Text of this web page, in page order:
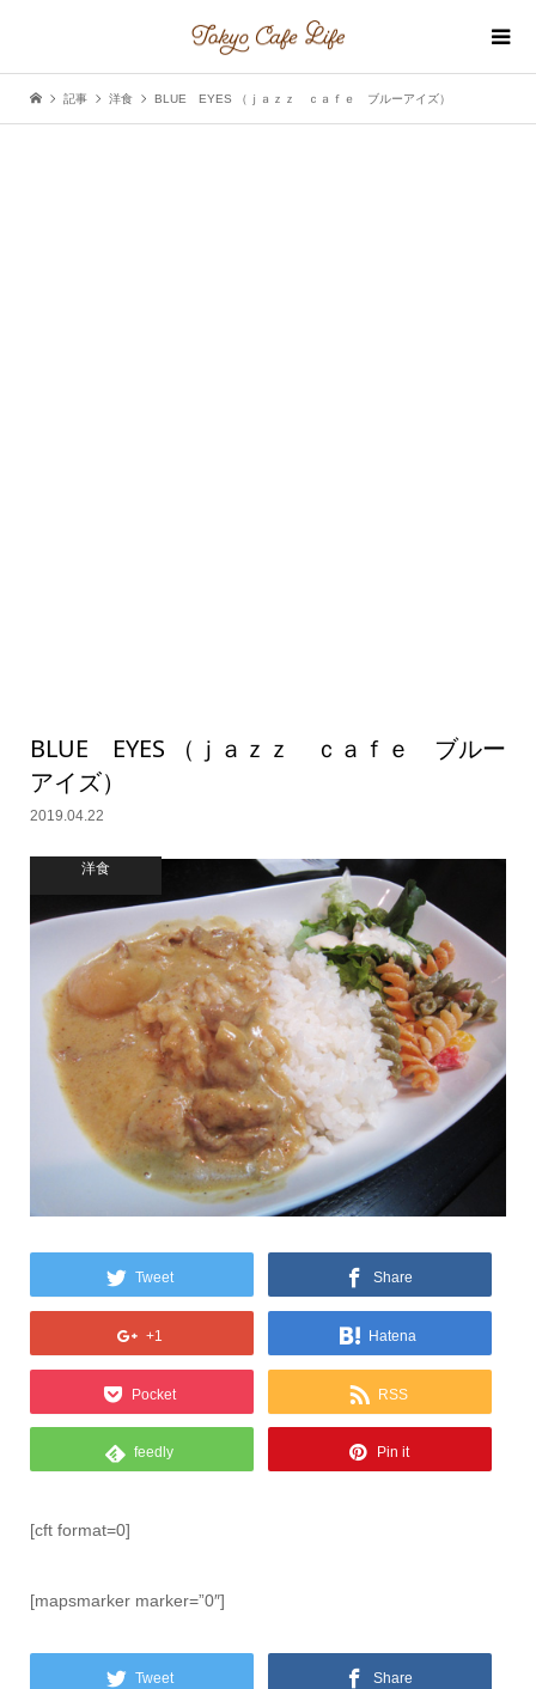
記事 洋食 BLUE EYES （ｊａｚｚ ｃａｆｅ ブルーアイズ）
BLUE EYES （ｊａｚｚ ｃａｆｅ ブルー
アイズ）
2019.04.22
洋食
Tweet Share
+1 Hatena
Pocket RSS
feedly Pin it
[cft format=0]
[mapsmarker marker=”0″]
Tweet Share